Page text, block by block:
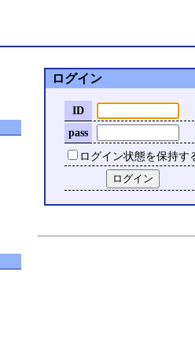
ログイン
ID
pass
ログイン状態を保持す